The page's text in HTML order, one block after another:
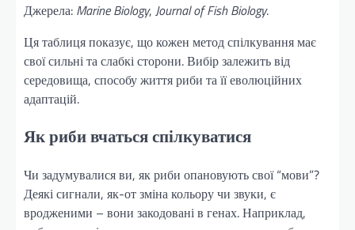
Джерела: Marine Biology, Journal of Fish Biology.
Ця таблиця показує, що кожен метод спілкування має
свої сильні та слабкі сторони. Вибір залежить від
середовища, способу життя риби та її еволюційних
адаптацій.
Як риби вчаться спілкуватися
Чи задумувалися ви, як риби опановують свої “мови”?
Деякі сигнали, як-от зміна кольору чи звуки, є
вродженими – вони закодовані в генах. Наприклад,